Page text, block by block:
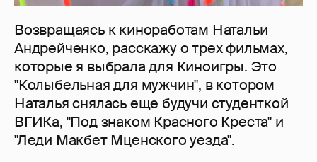
Возвращаясь к киноработам Натальи
Андрейченко, расскажу о трех фильмах,
которые я выбрала для Киноигры. Это
"Колыбельная для мужчин", в котором
Наталья снялась еще будучи студенткой
ВГИКа, "Под знаком Красного Креста" и
"Леди Макбет Мценского уезда".